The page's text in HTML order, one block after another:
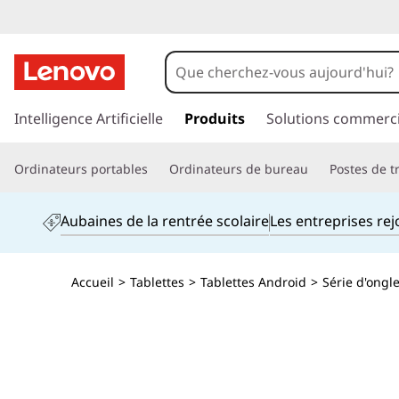
a
e
c
Intelligence Artificielle Produits Solutions
Ordinateurs portables Ordinateurs de bureau Postes de
Aubaines de la rentrée scolaireLes entreprises
Accueil > Tablettes > Tablettes Android > Série